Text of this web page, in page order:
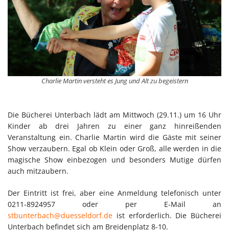
Charlie Martin versteht es Jung und Alt zu begeistern
Die Bücherei Unterbach lädt am Mittwoch (29.11.) um 16 Uhr
Kinder ab drei Jahren zu einer ganz hinreißenden
Veranstaltung ein. Charlie Martin wird die Gäste mit seiner
Show verzaubern. Egal ob Klein oder Groß, alle werden in die
magische Show einbezogen und besonders Mutige dürfen
auch mitzaubern.
Der Eintritt ist frei, aber eine Anmeldung telefonisch unter
0211-8924957 oder per E-Mail an
stbunterbach@duesseldorf.de ist erforderlich. Die Bücherei
Unterbach befindet sich am Breidenplatz 8-10.